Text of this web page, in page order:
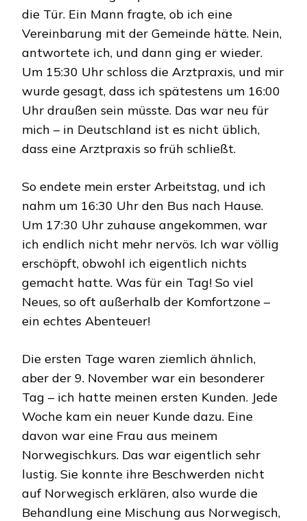
die Tür. Ein Mann fragte, ob ich eine
Vereinbarung mit der Gemeinde hätte. Nein,
antwortete ich, und dann ging er wieder.
Um 15:30 Uhr schloss die Arztpraxis, und mir
wurde gesagt, dass ich spätestens um 16:00
Uhr draußen sein müsste. Das war neu für
mich – in Deutschland ist es nicht üblich,
dass eine Arztpraxis so früh schließt.
So endete mein erster Arbeitstag, und ich
nahm um 16:30 Uhr den Bus nach Hause.
Um 17:30 Uhr zuhause angekommen, war
ich endlich nicht mehr nervös. Ich war völlig
erschöpft, obwohl ich eigentlich nichts
gemacht hatte. Was für ein Tag! So viel
Neues, so oft außerhalb der Komfortzone –
ein echtes Abenteuer!
Die ersten Tage waren ziemlich ähnlich,
aber der 9. November war ein besonderer
Tag – ich hatte meinen ersten Kunden. Jede
Woche kam ein neuer Kunde dazu. Eine
davon war eine Frau aus meinem
Norwegischkurs. Das war eigentlich sehr
lustig. Sie konnte ihre Beschwerden nicht
auf Norwegisch erklären, also wurde die
Behandlung eine Mischung aus Norwegisch,